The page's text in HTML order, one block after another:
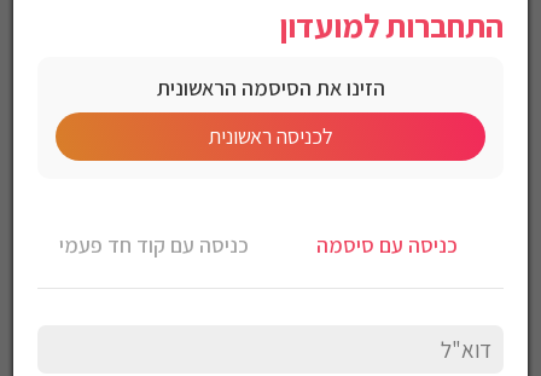
התחברות למועדון
הזינו את הסיסמה הראשונית
לכניסה ראשונית
כניסה עם סיסמה כניסה עם קוד חד פעמי
מק"ט:1700444
מחיר לחברי מועדון
טי שירט שרוול ארוך Gant לגברים גזרת Slim Fit
צבע: לבן
כביסה עדינה במכונה, 30 מעלות